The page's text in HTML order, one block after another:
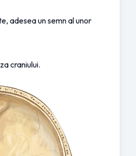
adesea un semn al unor
craniului.